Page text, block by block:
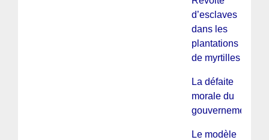
d’esclaves
dans les
plantations
de myrtilles
La défaite
morale du
gouvernement
Le modèle